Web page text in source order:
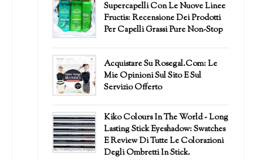
Supercapelli Con Le Nuove Linee
Fructis: Recensione Dei Prodotti
Per Capelli Grassi Pure Non-Stop
Acquistare Su Rosegal.com: Le
Mie Opinioni Sul Sito E Sul
Servizio Offerto
Kiko Colours In The World - Long
Lasting Stick Eyeshadow: Swatches
E Review Di Tutte Le Colorazioni
Degli Ombretti In Stick.